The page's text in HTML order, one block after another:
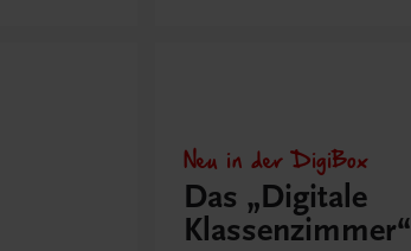
Neu in der DigiBox
Das „Digitale
Klassenzimmer“